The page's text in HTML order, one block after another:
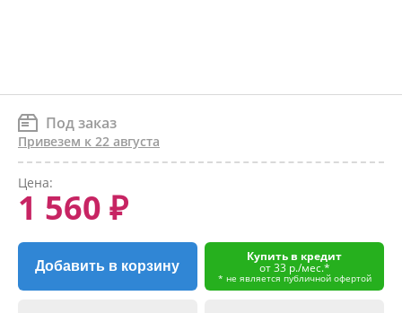
Под заказ
Привезем к 22 августа
Цена:
1 560 ₽
Добавить в корзину
Купить в кредит
от 33 р./мес.*
* не является публичной офертой